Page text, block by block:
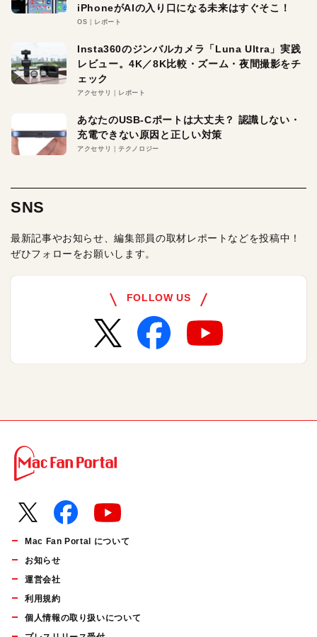
iPhoneがAIの入り口になる未来はすぐそこ！
OS レポート
Insta360のジンバルカメラ「Luna Ultra」実践
レビュー。4K／8K比較・ズーム・夜間撮影をチ
ェック
アクセサリ レポート
あなたのUSB-Cポートは大丈夫？ 認識しない・
充電できない原因と正しい対策
アクセサリ テクノロジー
SNS
最新記事やお知らせ、編集部員の取材レポートなどを投稿中！
ぜひフォローをお願いします。
FOLLOW US
Mac Fan Portal について
お知らせ
運営会社
利用規約
個人情報の取り扱いについて